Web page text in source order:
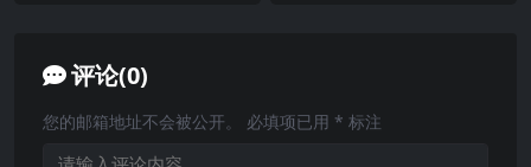
评论(0)
您的邮箱地址不会被公开。 必填项已用 * 标注